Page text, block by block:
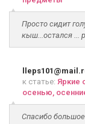
Просто сидит
кыш...остался ...
к статье: Яркие
осенью,
Спасибо